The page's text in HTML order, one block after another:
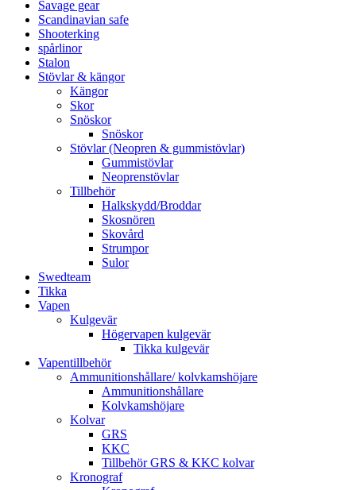
Savage gear
Scandinavian safe
Shooterking
spårlinor
Stalon
Stövlar & kängor
Kängor
Skor
Snöskor
Snöskor
Stövlar (Neopren & gummistövlar)
Gummistövlar
Neoprenstövlar
Tillbehör
Halkskydd/Broddar
Skosnören
Skovård
Strumpor
Sulor
Swedteam
Tikka
Vapen
Kulgevär
Högervapen kulgevär
Tikka kulgevär
Vapentillbehör
Ammunitionshållare/ kolvkamshöjare
Ammunitionshållare
Kolvkamshöjare
Kolvar
GRS
KKC
Tillbehör GRS & KKC kolvar
Kronograf